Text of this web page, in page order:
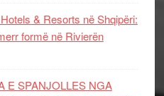
& Resorts në Shqipëri:
formë në Rivierën
E SPANJOLLES NGA